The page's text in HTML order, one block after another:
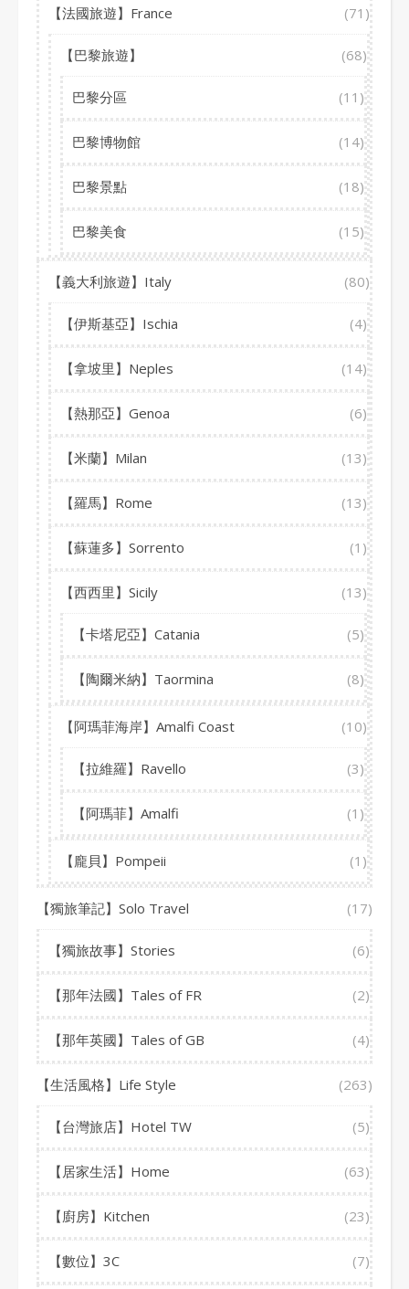
【法國旅遊】France (71)
【巴黎旅遊】 (68)
巴黎分區 (11)
巴黎博物館 (14)
巴黎景點 (18)
巴黎美食 (15)
【義大利旅遊】Italy (80)
【伊斯基亞】Ischia (4)
【拿坡里】Neples (14)
【熱那亞】Genoa (6)
【米蘭】Milan (13)
【羅馬】Rome (13)
【蘇蓮多】Sorrento (1)
【西西里】Sicily (13)
【卡塔尼亞】Catania (5)
【陶爾米納】Taormina (8)
【阿瑪菲海岸】Amalfi Coast (10)
【拉維羅】Ravello (3)
【阿瑪菲】Amalfi (1)
【龐貝】Pompeii (1)
【獨旅筆記】Solo Travel (17)
【獨旅故事】Stories (6)
【那年法國】Tales of FR (2)
【那年英國】Tales of GB (4)
【生活風格】Life Style (263)
【台灣旅店】Hotel TW (5)
【居家生活】Home (63)
【廚房】Kitchen (23)
【數位】3C (7)